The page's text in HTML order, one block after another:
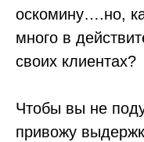
оскомину….но,
много в
своих клиентах?
Чтобы вы не
привожу